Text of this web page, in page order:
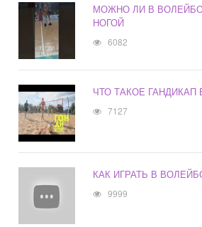
МОЖНО ЛИ В
НОГОЙ
6082
ЧТО ТАКОЕ
7127
КАК ИГРАТЬ В
9999